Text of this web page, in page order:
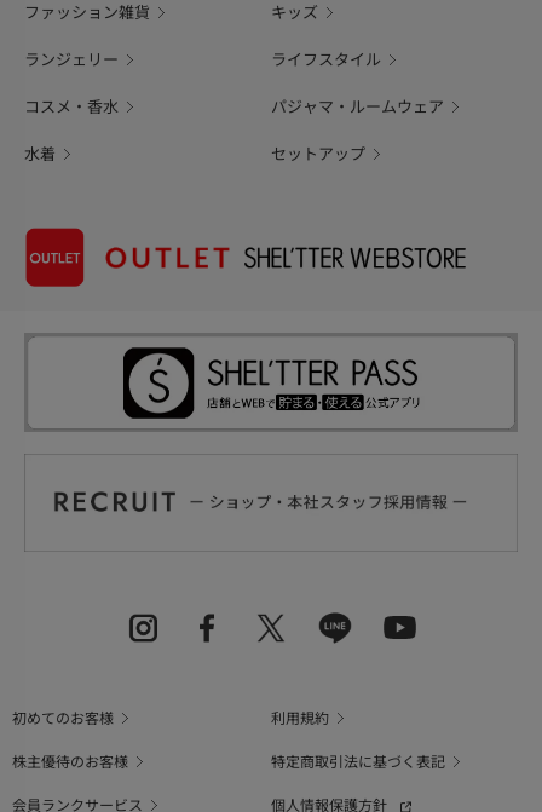
ファッション雑貨 キッズ
ランジェリー ライフスタイル
コスメ・香水 パジャマ・ルームウェア
水着 セットアップ
初めてのお客様
利用規約
株主優待のお客様
特定商取引法に基づく表記
会員ランクサービス
個人情報保護方針